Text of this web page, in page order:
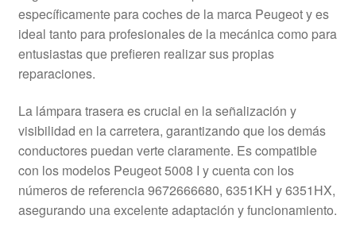
Mi cuenta
Pagos
Política de privacidad
Procedimiento de Reclamación
Queja
específicamente para coches de la marca Peugeot y es
ideal tanto para profesionales de la mecánica como para
entusiastas que prefieren realizar sus propias
reparaciones.
La lámpara trasera es crucial en la señalización y
visibilidad en la carretera, garantizando que los demás
conductores puedan verte claramente. Es compatible
con los modelos Peugeot 5008 I y cuenta con los
números de referencia 9672666680, 6351KH y 6351HX,
asegurando una excelente adaptación y funcionamiento.